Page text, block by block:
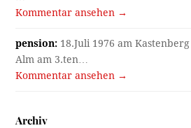
Kommentar ansehen →
pension: 18.Juli 1976 am
Alm am 3.ten…
Kommentar ansehen →
Archiv